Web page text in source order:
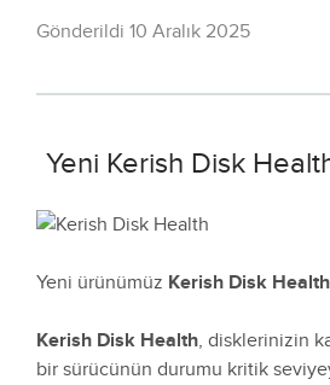
Gönderildi 10 Aralık 2025
Yeni Kerish Disk
Yeni ürünümüz Kerish Disk Health
Kerish Disk Health, disklerinizin
bir sürücünün durumu kritik